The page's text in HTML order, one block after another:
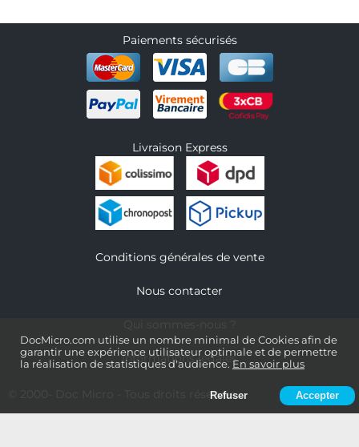
DocMicro.com utilise un nombre minimal de Cookies afin de
garantir une expérience utilisateur optimale et de permettre
la réalisation de statistiques d'audience. En savoir plus
Refuser Accepter
Paiements sécurisés
Livraison Express
Conditions générales de vente
Nous contacter
Informations légales
- Tous droits réservés